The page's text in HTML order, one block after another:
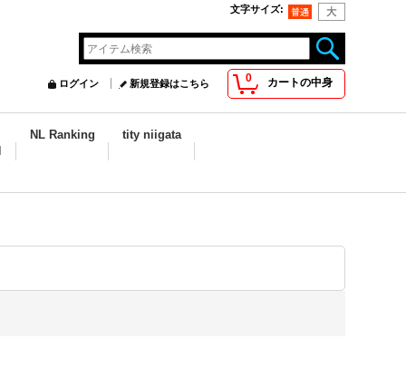
文字サイズ:
0 カートの中身
ログイン 新規登録はこちら
NL Ranking tity niigata